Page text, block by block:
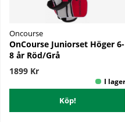
Oncourse
OnCourse Juniorset Höger 6-
8 år Röd/Grå
1899 Kr
Köp!